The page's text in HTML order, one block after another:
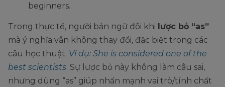
beginners.
Trong thực tế, người bản ngữ đôi khi lược bỏ “as”
mà ý nghĩa vẫn không thay đổi, đặc biệt trong các
câu học thuật. Ví dụ: She is considered one of the
best scientists. Sự lược bỏ này không làm câu sai,
nhưng dùng “as” giúp nhấn mạnh vai trò/tính chất